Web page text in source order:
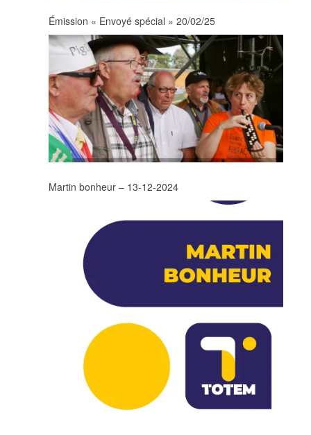
Émission « Envoyé spécial » 20/02/25
Martin bonheur – 13-12-2024